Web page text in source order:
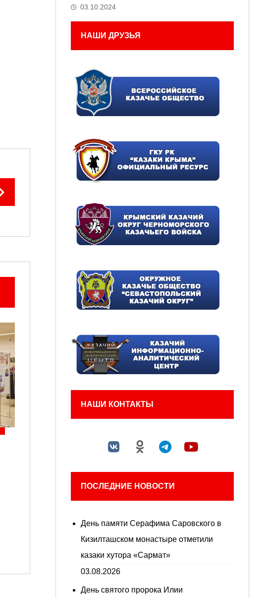
03.10.2024
НАШИ ДРУЗЬЯ
НАШИ КОНТАКТЫ
ПОСЛЕДНИЕ НОВОСТИ
День памяти Серафима Саровского в
Кизилташском монастыре отметили
казаки хутора «Сармат»
03.08.2026
День святого пророка Илии